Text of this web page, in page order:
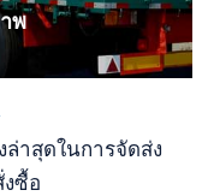
พ
ล่าสุดในการจัดส่ง
ซื้อ